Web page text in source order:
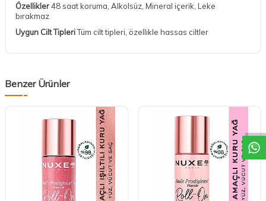
DESTEK
Özellikler48 saat koruma, Alkolsüz, Mineral içerik, Leke
bırakmaz
Uygun Cilt TipleriTüm cilt tipleri, özellikle hassas ciltler
Benzer Ürünler